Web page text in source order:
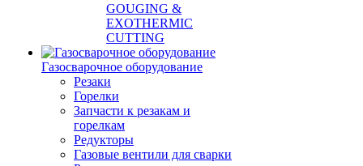
GOUGING &
EXOTHERMIC
CUTTING
Газосварочное оборудование
Резаки
Горелки
Запчасти к резакам и
горелкам
Редукторы
Газовые вентили для сварки